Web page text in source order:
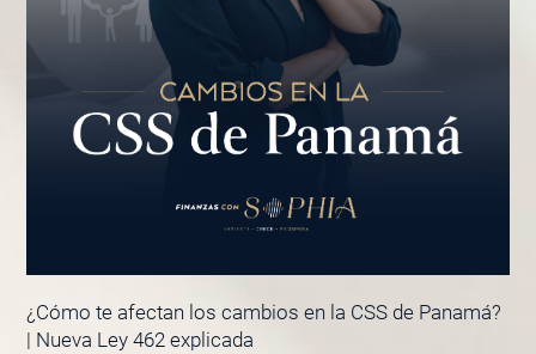
¿Cómo te afectan los cambios en la CSS de Panamá?
| Nueva Ley 462 explicada